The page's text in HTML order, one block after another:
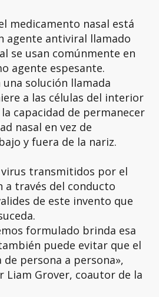
medicamento nasal está
agente antiviral llamado
se usan comúnmente en
agente espesante.
solución llamada
a las células del interior
capacidad de permanecer
nasal en vez de
y fuera de la nariz.
virus transmitidos por el
a través del conducto
de este invento que
formulado brinda esa
puede evitar que el
persona a persona»,
Liam Grover, coautor de la